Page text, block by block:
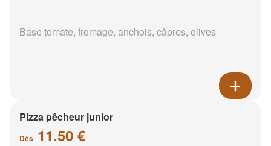
Base tomate, fromage, anchois, câpres, olives
Pizza pêcheur junior
Dès 11.50 €